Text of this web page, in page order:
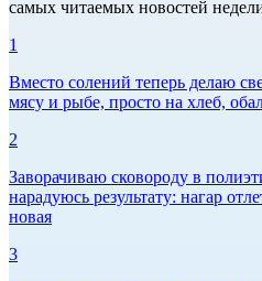
самых читаемых новостей
1
Вместо солений теперь делаю
мясу и рыбе, просто на хлеб,
2
Заворачиваю сковороду в
нарадуюсь результату: нагар
новая
3